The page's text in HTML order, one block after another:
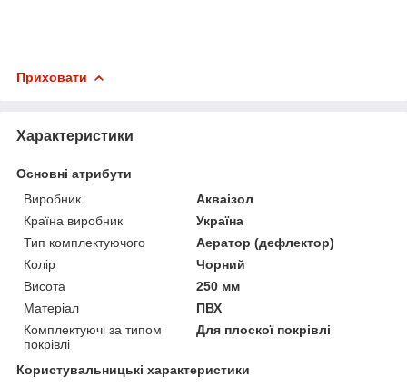
Приховати
Характеристики
Основні атрибути
Виробник
Акваізол
Країна виробник
Україна
Тип комплектуючого
Аератор (дефлектор)
Колір
Чорний
Висота
250 мм
Матеріал
ПВХ
Комплектуючі за типом
покрівлі
Для плоскої покрівлі
Користувальницькі характеристики